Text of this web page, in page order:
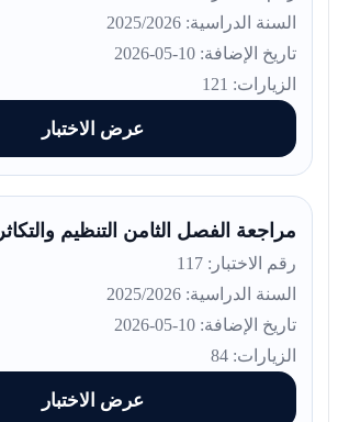
السنة الدراسية: 2025/2026
تاريخ الإضافة: 10-05-2026
الزيارات: 121
عرض الاختبار
مراجعة الفصل الثامن التنظيم والتكاثر
رقم الاختبار: 117
السنة الدراسية: 2025/2026
تاريخ الإضافة: 10-05-2026
الزيارات: 84
عرض الاختبار